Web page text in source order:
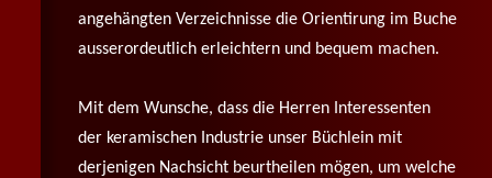
angehängten Verzeichnisse die Orientirung im Buche
ausserordeutlich erleichtern und bequem machen.
Mit dem Wunsche, dass die Herren Interessenten
der keramischen Industrie unser Büchlein mit
derjenigen Nachsicht beurtheilen mögen, um welche